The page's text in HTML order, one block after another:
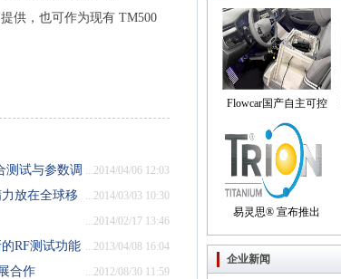
供，也可作为现有 TM500
...2014/04/06 12:03
测试与参数调
...2014/03/03 10:30
力放在全球移
...2014/02/17 13:46
...2013/04/08 16:04
RF测试功能
...2012/08/30 11:59
合作
Flowcar国产自主可控
自动驾驶机器人来到我
们身边
易灵思® 宣布推出
Trion® Titanium FPGA
系列
企业新闻